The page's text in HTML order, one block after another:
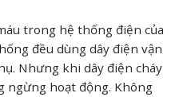
trong hệ thống điện của
đều dùng dây điện vận
Nhưng khi dây điện cháy
ngừng hoạt động. Không